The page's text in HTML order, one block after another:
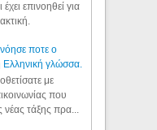
επινοηθεί για
ποτε ο
Ελληνική γλώσσα.
με
που
νέας τάξης πρα...